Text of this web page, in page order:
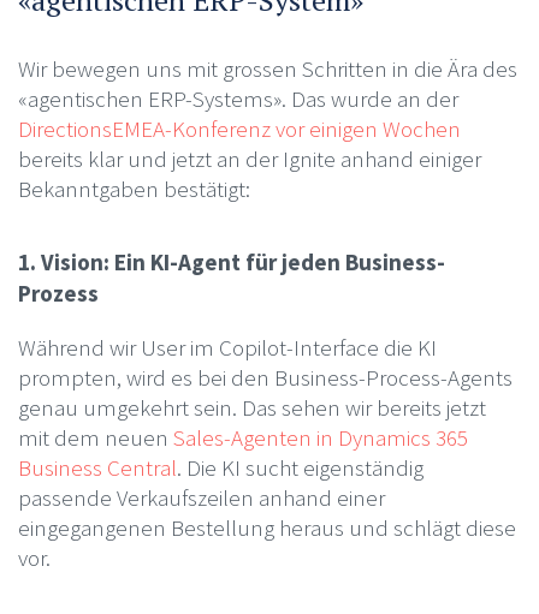
Wir bewegen uns mit grossen Schritten in die Ära des
«agentischen ERP-Systems». Das wurde an der
DirectionsEMEA-Konferenz vor einigen Wochen
bereits klar und jetzt an der Ignite anhand einiger
Bekanntgaben bestätigt:
1. Vision: Ein KI-Agent für jeden Business-
Prozess
Während wir User im Copilot-Interface die KI
prompten, wird es bei den Business-Process-Agents
genau umgekehrt sein. Das sehen wir bereits jetzt
mit dem neuen Sales-Agenten in Dynamics 365
Business Central. Die KI sucht eigenständig
passende Verkaufszeilen anhand einer
eingegangenen Bestellung heraus und schlägt diese
vor.